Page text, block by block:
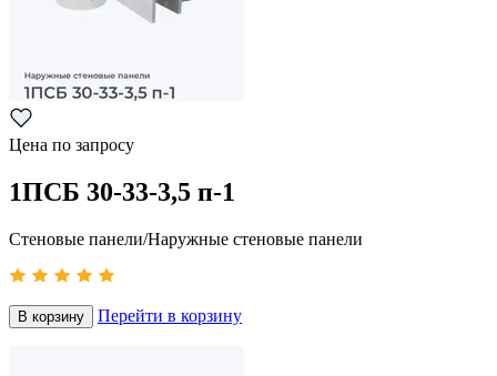
Цена по запросу
1ПСБ 30-33-3,5 п-1
Стеновые панели/Наружные стеновые панели
В корзину Перейти в корзину